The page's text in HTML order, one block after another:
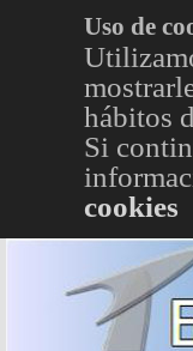
Uso de
hábitos
Si
cookies